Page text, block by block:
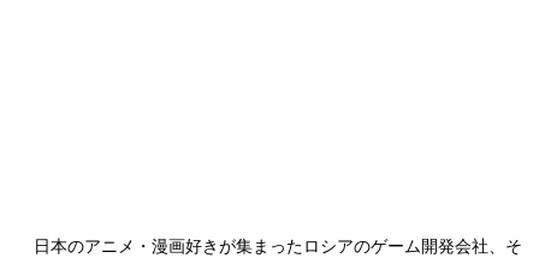
日本のアニメ・漫画好きが集まったロシアのゲーム開発会社、そ